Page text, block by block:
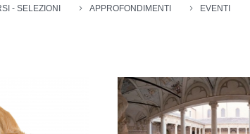
- SELEZIONI APPROFONDIMENTI EVENTI